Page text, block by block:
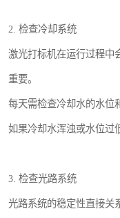
2. 检查冷却系统
激光打标机在运行过程中
重要。
每天需检查冷却水的水位
如果冷却水浑浊或水位过
3. 检查光路系统
光路系统的稳定性直接关